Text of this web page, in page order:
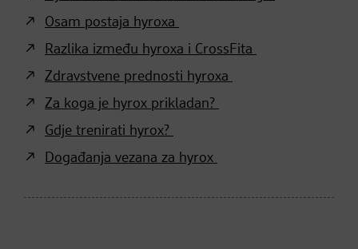
Osam postaja hyroxa
Razlika između hyroxa i CrossFita
Zdravstvene prednosti hyroxa
Za koga je hyrox prikladan?
Gdje trenirati hyrox?
Događanja vezana za hyrox